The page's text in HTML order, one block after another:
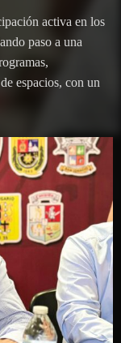
activa en los
paso a una
espacios, con un